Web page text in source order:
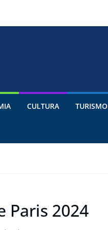
CULTURA TURISMO
Paris 2024